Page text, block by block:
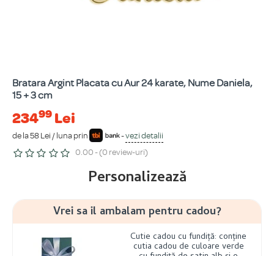
Bratara Argint Placata cu Aur 24 karate, Nume Daniela,
15 + 3 cm
23499 Lei
de la 58 Lei / luna prin -vezi detalii
0.00 - (0 review-uri)
Personalizează
Vrei sa il ambalam pentru cadou?
Cutie cadou cu fundiță: conține
cutia cadou de culoare verde